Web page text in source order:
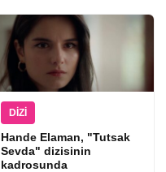
DIZI
Hande Elaman, "Tutsak
Sevda" dizisinin
kadrosunda